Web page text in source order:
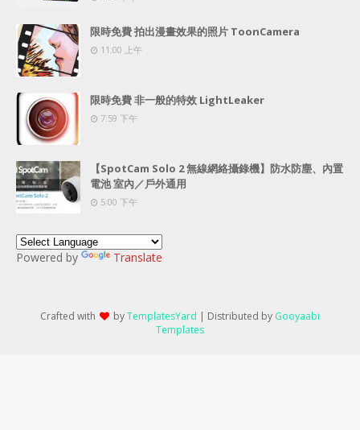
限時免費 拍出漫畫效果的照片 ToonCamera
11:00 上午
限時免費 非一般的特效 LightLeaker
7:59 下午
【SpotCam Solo 2 無線網絡攝錄機】防水防塵、內置
電池 室內／戶外通用
5:00 下午
Powered by Translate
Crafted with byTemplatesYard | Distributed by Gooyaabi
Templates